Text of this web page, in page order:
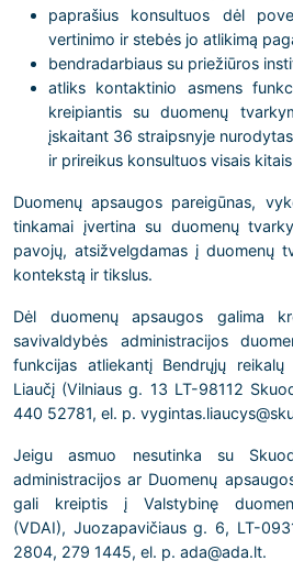
paprašius konsultuos dėl
vertinimo ir stebės jo atlikimą
bendradarbiaus su priežiūros
atliks kontaktinio asmens
kreipiantis su duomenų
įskaitant 36 straipsnyje
ir prireikus konsultuos visais
Duomenų apsaugos pareigūnas,
tinkamai įvertina su duomenų
pavojų, atsižvelgdamas į duomenų
kontekstą ir tikslus.
Dėl duomenų apsaugos galima
savivaldybės administracijos
funkcijas atliekantį Bendrųjų
Liaučį (Vilniaus g. 13 LT-98112
440 52781, el. p.
Jeigu asmuo nesutinka su
administracijos ar Duomenų
gali kreiptis į Valstybinę
(VDAI), Juozapavičiaus g. 6, LT-
2804, 279 1445, el. p. ada@ada.lt.